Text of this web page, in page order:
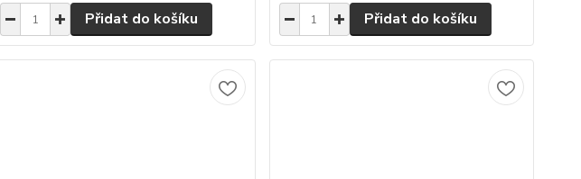
Přidat do košíku Přidat do košíku